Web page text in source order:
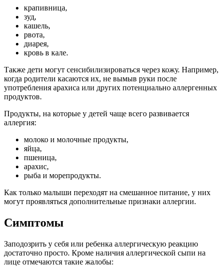
крапивница,
зуд,
кашель,
рвота,
диарея,
кровь в кале.
Также дети могут сенсибилизироваться через кожу. Например,
когда родители касаются их, не вымыв руки после
употребления арахиса или других потенциально аллергенных
продуктов.
Продукты, на которые у детей чаще всего развивается
аллергия:
молоко и молочные продукты,
яйца,
пшеница,
арахис,
рыба и морепродукты.
Как только малыши переходят на смешанное питание, у них
могут проявляться дополнительные признаки аллергии.
Симптомы
Заподозрить у себя или ребенка аллергическую реакцию
достаточно просто. Кроме наличия аллергической сыпи на
лице отмечаются такие жалобы: